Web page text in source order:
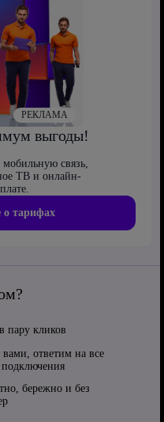
выгоды!
мобильную связь,
ТВ и онлайн-
о тарифах
РЕКЛАМА
пару кликов
ответим на все
бережно и без